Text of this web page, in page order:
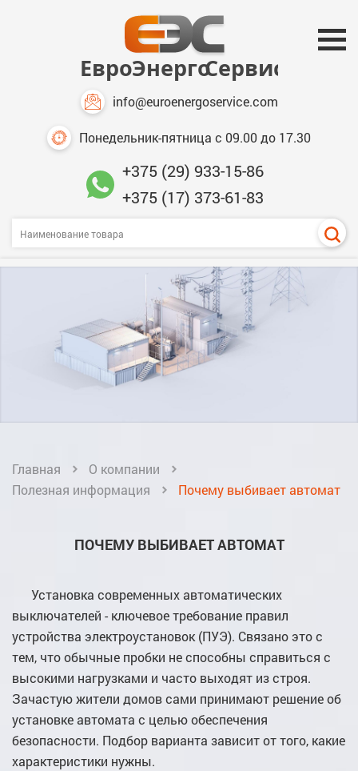
info@euroenergoservice.com
Понедельник-пятница с 09.00 до 17.30
+375 (29) 933-15-86
+375 (17) 373-61-83
Главная
О компании
Полезная информация
Почему выбивает автомат
ПОЧЕМУ ВЫБИВАЕТ АВТОМАТ
Установка современных автоматических
выключателей - ключевое требование правил
устройства электроустановок (ПУЭ). Связано это с
тем, что обычные пробки не способны справиться с
высокими нагрузками и часто выходят из строя.
Зачастую жители домов сами принимают решение об
установке автомата с целью обеспечения
безопасности. Подбор варианта зависит от того, какие
характеристики нужны.